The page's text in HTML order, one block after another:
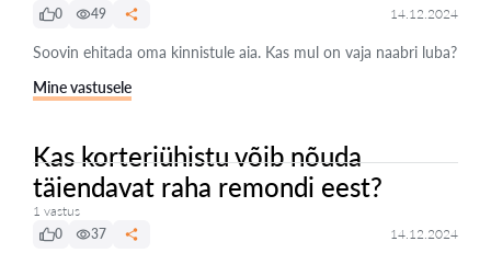
0
49 14.12.2024
Soovin ehitada oma kinnistule aia. Kas mul on vaja naabri luba?
Mine vastusele
Kas korteriühistu võib nõuda
täiendavat raha remondi eest?
1 vastus
0
37 14.12.2024